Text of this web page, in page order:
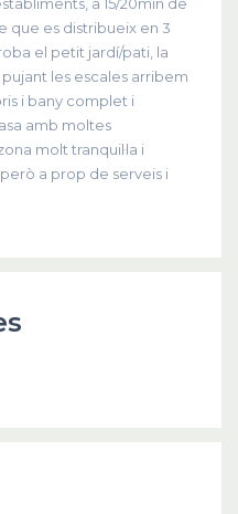
que es distribueix en 3
el petit jardí/pati, la
les escales arribem
i bany complet i
amb moltes
molt tranquil·la i
a prop de serveis i